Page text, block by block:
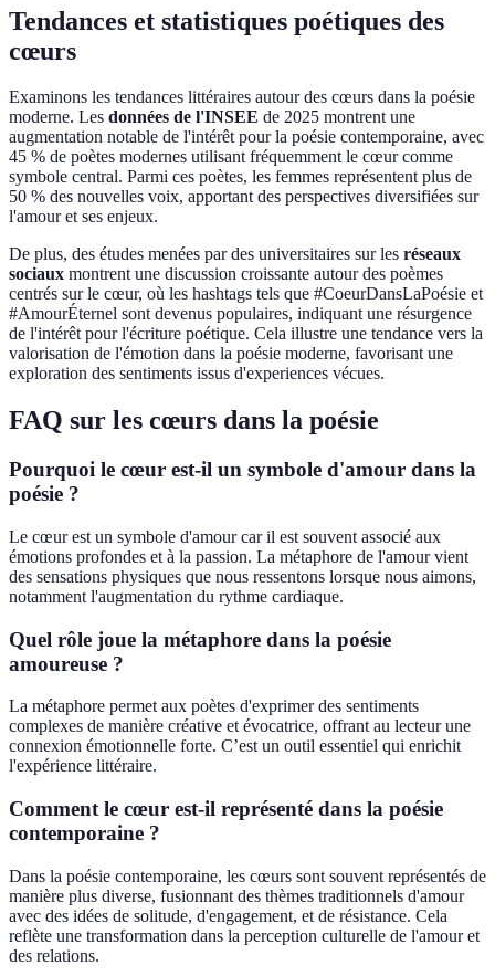
Tendances et statistiques poétiques des
cœurs
Examinons les tendances littéraires autour des cœurs dans la poésie
moderne. Les données de l'INSEE de 2025 montrent une
augmentation notable de l'intérêt pour la poésie contemporaine, avec
45 % de poètes modernes utilisant fréquemment le cœur comme
symbole central. Parmi ces poètes, les femmes représentent plus de
50 % des nouvelles voix, apportant des perspectives diversifiées sur
l'amour et ses enjeux.
De plus, des études menées par des universitaires sur les réseaux
sociaux montrent une discussion croissante autour des poèmes
centrés sur le cœur, où les hashtags tels que #CoeurDansLaPoésie et
#AmourÉternel sont devenus populaires, indiquant une résurgence
de l'intérêt pour l'écriture poétique. Cela illustre une tendance vers la
valorisation de l'émotion dans la poésie moderne, favorisant une
exploration des sentiments issus d'experiences vécues.
FAQ sur les cœurs dans la poésie
Pourquoi le cœur est-il un symbole d'amour dans la
poésie ?
Le cœur est un symbole d'amour car il est souvent associé aux
émotions profondes et à la passion. La métaphore de l'amour vient
des sensations physiques que nous ressentons lorsque nous aimons,
notamment l'augmentation du rythme cardiaque.
Quel rôle joue la métaphore dans la poésie
amoureuse ?
La métaphore permet aux poètes d'exprimer des sentiments
complexes de manière créative et évocatrice, offrant au lecteur une
connexion émotionnelle forte. C’est un outil essentiel qui enrichit
l'expérience littéraire.
Comment le cœur est-il représenté dans la poésie
contemporaine ?
Dans la poésie contemporaine, les cœurs sont souvent représentés de
manière plus diverse, fusionnant des thèmes traditionnels d'amour
avec des idées de solitude, d'engagement, et de résistance. Cela
reflète une transformation dans la perception culturelle de l'amour et
des relations.